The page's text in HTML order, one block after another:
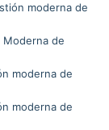
moderna de
Moderna de
moderna de
moderna de